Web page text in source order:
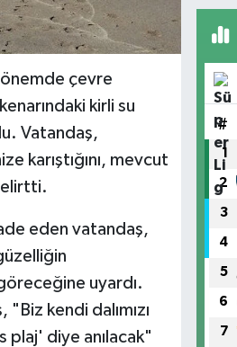
çevre
kirli su
Vatandaş,
karıştığını, mevcut
eden vatandaş,
uyardı.
kendi dalımızı
plaj' diye anılacak"
#
1
2
3
4
5
6
7